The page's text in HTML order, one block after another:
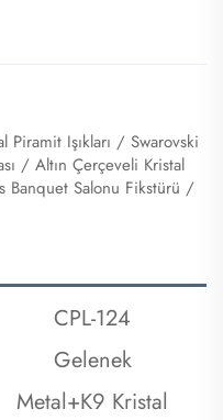
Işıkları / Swarovski
/ Altın Çerçeveli Kristal
Banquet Salonu Fikstürü /
CPL-124
Gelenek
Metal+K9 Kristal